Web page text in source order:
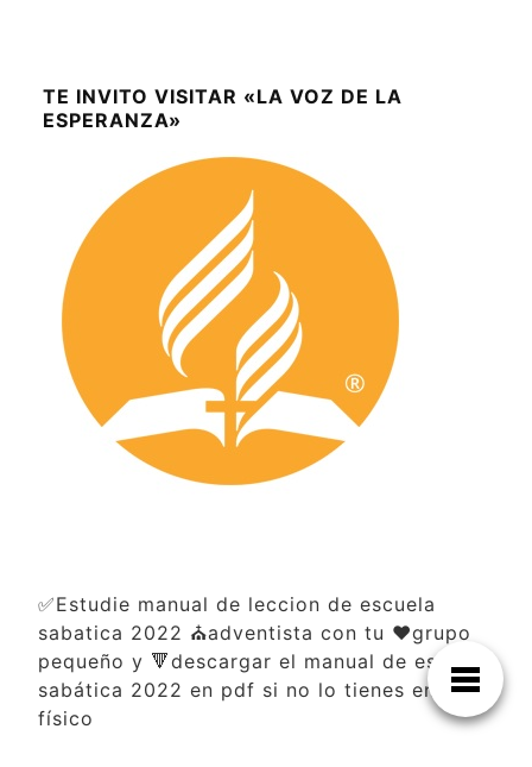
TE INVITO VISITAR «LA VOZ DE LA
ESPERANZA»
✅Estudie manual de leccion de escuela
sabatica 2022 ⛪adventista con tu ❤️grupo
pequeño y 🔻descargar el manual de escuela
sabática 2022 en pdf si no lo tienes en
físico